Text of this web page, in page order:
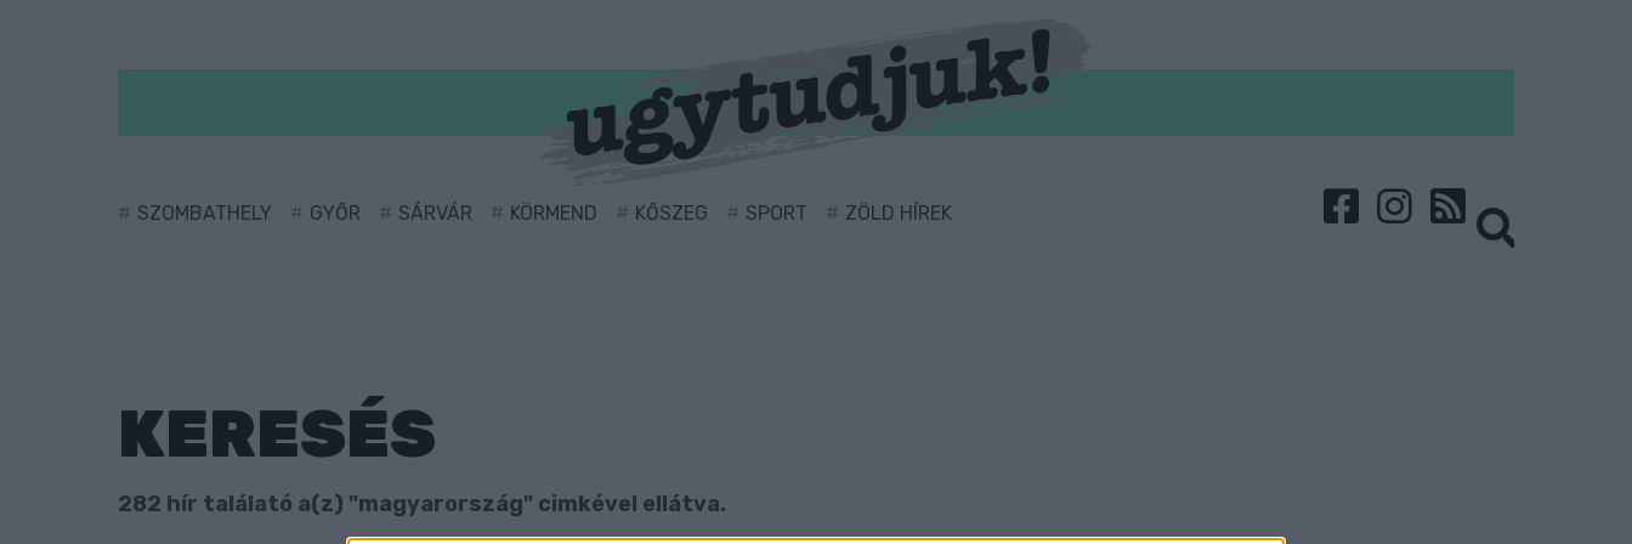
SZOMBATHELY GYŐR SÁRVÁR KÖRMEND KŐSZEG SPORT ZÖLD HÍREK
KERESÉS
282 hír találató a(z) "magyarország" cimkével ellátva.